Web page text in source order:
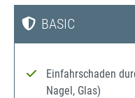
BASIC
Einfahrschaden
Nagel, Glas)